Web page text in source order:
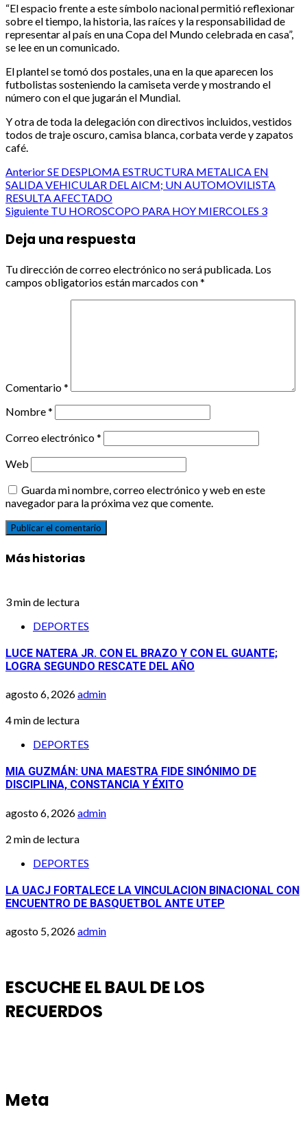
“El espacio frente a este símbolo nacional permitió reflexionar
sobre el tiempo, la historia, las raíces y la responsabilidad de
representar al país en una Copa del Mundo celebrada en casa”,
se lee en un comunicado.
El plantel se tomó dos postales, una en la que aparecen los
futbolistas sosteniendo la camiseta verde y mostrando el
número con el que jugarán el Mundial.
Y otra de toda la delegación con directivos incluidos, vestidos
todos de traje oscuro, camisa blanca, corbata verde y zapatos
café.
Post
navigation
AnteriorSE DESPLOMA ESTRUCTURA METALICA EN
SALIDA VEHICULAR DEL AICM; UN AUTOMOVILISTA
RESULTA AFECTADO
Siguiente TU HOROSCOPO PARA HOY MIERCOLES 3
Deja una respuesta
Tu dirección de correo electrónico no será publicada. Los
campos obligatorios están marcados con*
Comentario*
Nombre*
Correo electrónico*
Web
Guarda mi nombre, correo electrónico y web en este
navegador para la próxima vez que comente.
Más historias
3 min de lectura
DEPORTES
LUCE NATERA JR. CON EL BRAZO Y CON EL GUANTE;
LOGRA SEGUNDO RESCATE DEL AÑO
agosto 6, 2026admin
4 min de lectura
DEPORTES
MIA GUZMÁN: UNA MAESTRA FIDE SINÓNIMO DE
DISCIPLINA, CONSTANCIA Y ÉXITO
agosto 6, 2026admin
2 min de lectura
DEPORTES
LA UACJ FORTALECE LA VINCULACION BINACIONAL CON
ENCUENTRO DE BASQUETBOL ANTE UTEP
agosto 5, 2026admin
ESCUCHE EL BAUL DE LOS
RECUERDOS
Meta